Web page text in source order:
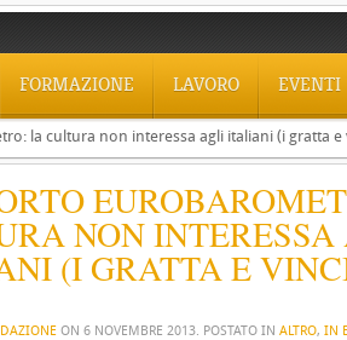
FORMAZIONE LAVORO EVENTI
la cultura non interessa agli italiani (i gratta
NON
(I GRATTA E
ON 6 NOVEMBRE 2013. POSTATO IN ALTRO, IN